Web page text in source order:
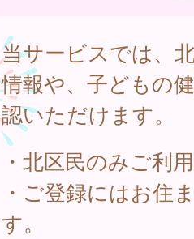
当サービスでは、
情報や、子どもの
認いただけます。
・北区民のみご利
・ご登録にはお住
す。